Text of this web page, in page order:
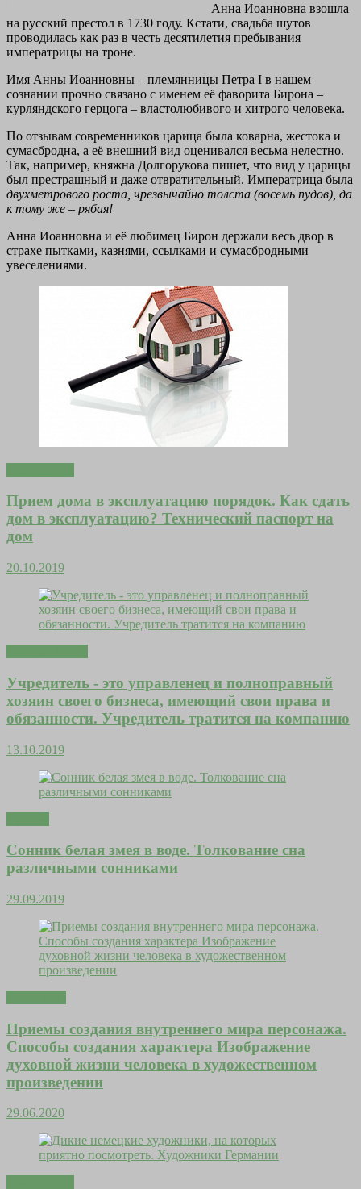
Анна Иоанновна взошла
на русский престол в 1730 году. Кстати, свадьба шутов
проводилась как раз в честь десятилетия пребывания
императрицы на троне.
Имя Анны Иоанновны – племянницы Петра I в нашем
сознании прочно связано с именем её фаворита Бирона –
курляндского герцога – властолюбивого и хитрого человека.
По отзывам современников царица была коварна, жестока и
сумасбродна, а её внешний вид оценивался весьма нелестно.
Так, например, княжна Долгорукова пишет, что вид у царицы
был престрашный и даже отвратительный. Императрица была
двухметрового роста, чрезвычайно толста (восемь пудов), да
к тому же – рябая!
Анна Иоанновна и её любимец Бирон держали весь двор в
страхе пытками, казнями, ссылками и сумасбродными
увеселениями.
Прием дома в эксплуатацию порядок. Как сдать
дом в эксплуатацию? Технический паспорт на
дом
20.10.2019
Учредитель - это управленец и полноправный
хозяин своего бизнеса, имеющий свои права и
обязанности. Учредитель тратится на компанию
13.10.2019
Сонник белая змея в воде. Толкование сна
различными сонниками
29.09.2019
Приемы создания внутреннего мира персонажа.
Способы создания характера Изображение
духовной жизни человека в художественном
произведении
29.06.2020